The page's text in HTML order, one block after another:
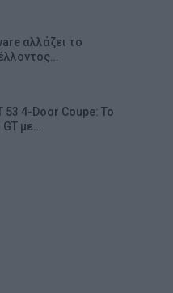
αλλάζει το
53 4-Door Coupe: Το
με…